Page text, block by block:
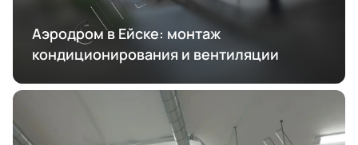
Аэродром в Ейске: монтаж
кондиционирования и вентиляции